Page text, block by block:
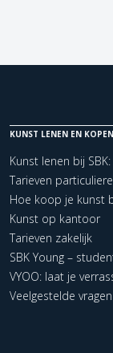
KUNST LENEN EN KOPEN
Kunst lenen bij
Tarieven
Hoe koop je kunst
Kunst op kantoor
Tarieven zakelijk
SBK Young –
VYOO: laat je
Veelgestelde vragen